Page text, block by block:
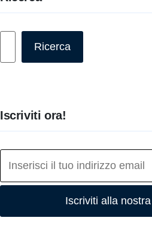
Ricerca
Iscriviti ora!
Iscriviti alla